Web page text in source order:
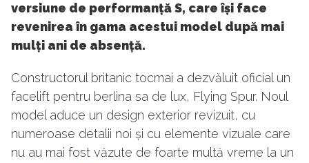
versiune de performanță S, care își face
revenirea în gama acestui model după mai
mulți ani de absență.
Constructorul britanic tocmai a dezvăluit oficial un
facelift pentru berlina sa de lux, Flying Spur. Noul
model aduce un design exterior revizuit, cu
numeroase detalii noi și cu elemente vizuale care
nu au mai fost văzute de foarte multă vreme la un